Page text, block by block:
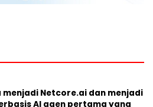
Netcore.ai dan menjadi
AI agen pertama yang